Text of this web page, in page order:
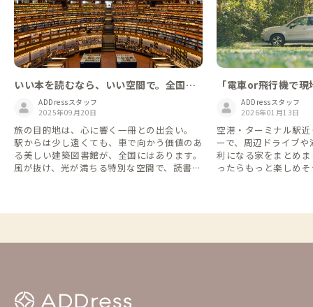
いい本を読むなら、いい空間で。全国の
美しい図書館まとめました
ADDressスタッフ
2025年09月20日
旅の目的地は、心に響く一冊との出会い。
駅からは少し遠くても、車で向かう価値のあ
る美しい建築図書館が、全国にはあります。
風が抜け、光が満ちる特別な空間で、読書と
「電車or飛行機で
で周遊」が便利！
ンタカー特集🚗
ADDressスタッフ
2026年01月13日
空港・ターミナル駅
ーで、周辺ドライブ
利になる家をまとめ
ったらもっと楽しめ
の家を抜粋していま
年4月時点のものにな